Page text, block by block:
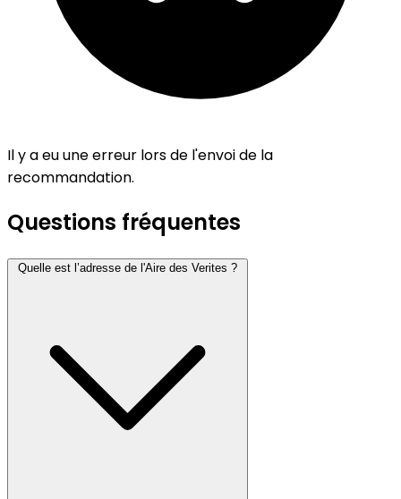
Il y a eu une erreur lors de l'envoi de la
recommandation.
Questions fréquentes
Quelle est l’adresse de l'Aire des Verites ?